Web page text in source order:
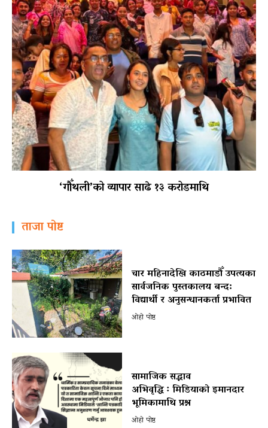
‘गौँथली’को व्यापार साढे १३ करोडमाथि
ताजा पोष्ट
चार महिनादेखि काठमाडौँ उपत्यका
सार्वजनिक पुस्तकालय बन्द:
विद्यार्थी र अनुसन्धानकर्ता प्रभावित
ओहो पोष्ट
सामाजिक सद्भाव
अभिवृद्धि ः मिडियाको इमानदार
भूमिकामाथि प्रश्न
ओहो पोष्ट